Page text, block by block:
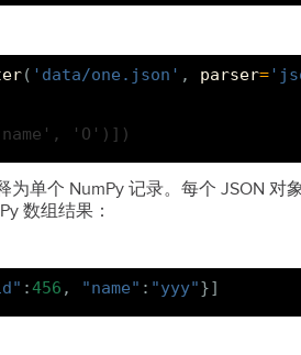
( 'data/one.json' , parser=
'O')])
为单个 NumPy 记录。每个 JSON
数组结果：
:456 , "name" : "yyy"}]